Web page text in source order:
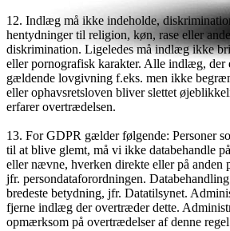
12. Indlæg må ikke indeholde,
hentydninger til religion, køn, rase eller
diskrimination. Ligeledes må indlæg ikke
eller pornografisk karakter. Alle indlæg, der
gældende lovgivning f.eks. men ikke
eller ophavsretsloven bliver slettet
erfarer overtrædelsen.
13. For GDPR gælder følgende: Personer
til at blive glemt, må vi ikke databehandle
eller nævne, hverken direkte eller på anden
jfr. persondataforordningen.
bredeste betydning, jfr. Datatilsynet.
fjerne indlæg der overtræder dette.
opmærksom på overtrædelser af denne